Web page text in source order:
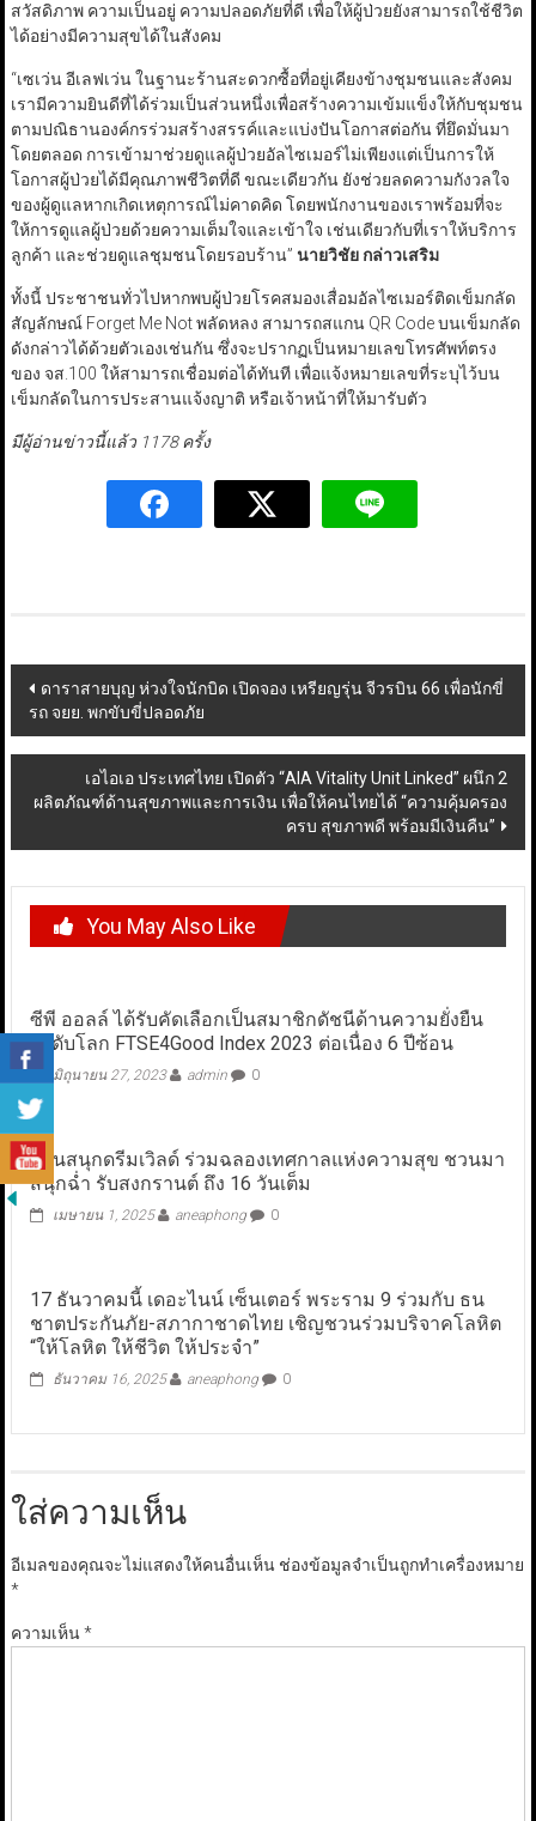
สวัสดิภาพ ความเป็นอยู่ ความปลอดภัยที่ดี เพื่อให้ผู้ป่วยยังสามารถใช้ชีวิต
ได้อย่างมีความสุขได้ในสังคม
“เซเว่น อีเลฟเว่น ในฐานะร้านสะดวกซื้อที่อยู่เคียงข้างชุมชนและสังคม
เรามีความยินดีที่ได้ร่วมเป็นส่วนหนึ่งเพื่อสร้างความเข้มแข็งให้กับชุมชน
ตามปณิธานองค์กรร่วมสร้างสรรค์และแบ่งปันโอกาสต่อกัน ที่ยึดมั่นมา
โดยตลอด การเข้ามาช่วยดูแลผู้ป่วยอัลไซเมอร์ไม่เพียงแต่เป็นการให้
โอกาสผู้ป่วยได้มีคุณภาพชีวิตที่ดี ขณะเดียวกัน ยังช่วยลดความกังวลใจ
ของผู้ดูแลหากเกิดเหตุการณ์ไม่คาดคิด โดยพนักงานของเราพร้อมที่จะ
ให้การดูแลผู้ป่วยด้วยความเต็มใจและเข้าใจ เช่นเดียวกับที่เราให้บริการ
ลูกค้า และช่วยดูแลชุมชนโดยรอบร้าน” นายวิชัย กล่าวเสริม
ทั้งนี้ ประชาชนทั่วไปหากพบผู้ป่วยโรคสมองเสื่อมอัลไซเมอร์ติดเข็มกลัด
สัญลักษณ์ Forget Me Not พลัดหลง สามารถสแกน QR Code บนเข็มกลัด
ดังกล่าวได้ด้วยตัวเองเช่นกัน ซึ่งจะปรากฏเป็นหมายเลขโทรศัพท์ตรง
ของ จส.100 ให้สามารถเชื่อมต่อได้ทันที เพื่อแจ้งหมายเลขที่ระบุไว้บน
เข็มกลัดในการประสานแจ้งญาติ หรือเจ้าหน้าที่ให้มารับตัว
มีผู้อ่านข่าวนี้แล้ว 1178 ครั้ง
Post
navigation
ดาราสายบุญ ห่วงใจนักบิด เปิดจอง เหรียญรุ่น จีวรบิน 66 เพื่อนักขี่
รถ จยย. พกขับขี่ปลอดภัย
เอไอเอ ประเทศไทย เปิดตัว “AIA Vitality Unit Linked” ผนึก 2
ผลิตภัณฑ์ด้านสุขภาพและการเงิน เพื่อให้คนไทยได้ “ความคุ้มครอง
ครบ สุขภาพดี พร้อมมีเงินคืน”
You May Also Like
ซีพี ออลล์ ได้รับคัดเลือกเป็นสมาชิกดัชนีด้านความยั่งยืน
ระดับโลก FTSE4Good Index 2023 ต่อเนื่อง 6 ปีซ้อน
มิถุนายน 27, 2023 admin 0
สวนสนุกดรีมเวิลด์ ร่วมฉลองเทศกาลแห่งความสุข ชวนมา
สนุกฉ่ำ รับสงกรานต์ ถึง 16 วันเต็ม
เมษายน 1, 2025 aneaphong 0
17 ธันวาคมนี้ เดอะไนน์ เซ็นเตอร์ พระราม 9 ร่วมกับ ธน
ชาตประกันภัย-สภากาชาดไทย เชิญชวนร่วมบริจาคโลหิต
“ให้โลหิต ให้ชีวิต ให้ประจำ”
ธันวาคม 16, 2025 aneaphong 0
ใส่ความเห็น
อีเมลของคุณจะไม่แสดงให้คนอื่นเห็น ช่องข้อมูลจำเป็นถูกทำเครื่องหมาย
*
ความเห็น*